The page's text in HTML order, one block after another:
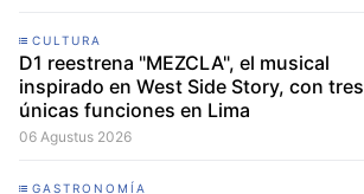
CULTURA
D1 reestrena "MEZCLA", el musical
inspirado en West Side Story, con tres
únicas funciones en Lima
06 Agustus 2026
GASTRONOMÍA